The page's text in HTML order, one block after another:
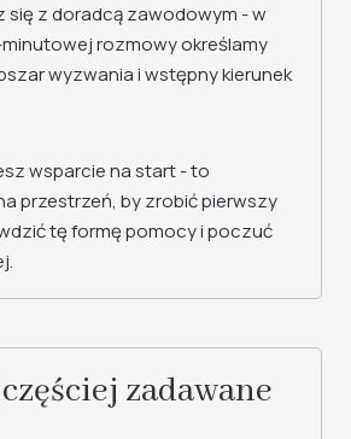
się z doradcą zawodowym - w
rozmowy określamy
wyzwania i wstępny kierunek
wsparcie na start - to
przestrzeń, by zrobić pierwszy
tę formę pomocy i poczuć
zadawane